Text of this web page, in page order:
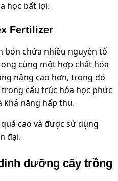
học bất lợi.
Fertilizer
bón chứa nhiều nguyên tố
cùng một hợp chất hóa
nâng cao hơn, trong đó
cấu trúc hóa học phức
khả năng hấp thu.
cao và được sử dụng
đại.
dưỡng cây trồng